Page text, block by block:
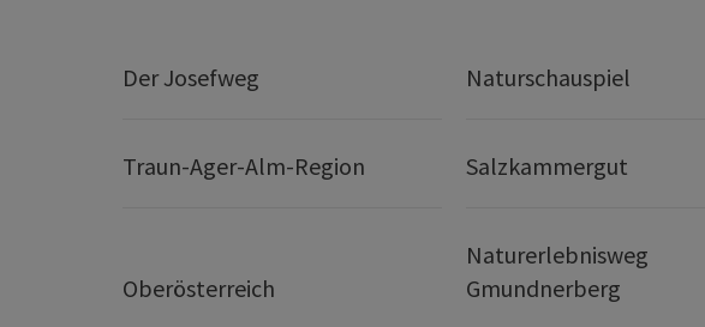
Der Josefweg Naturschauspiel
Traun-Ager-Alm-Region Salzkammergut
Oberösterreich
Naturerlebnisweg
Gmundnerberg